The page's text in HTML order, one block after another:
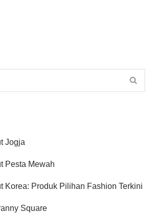
Jogja
Pesta Mewah
Korea: Produk Pilihan Fashion Terkini
Square